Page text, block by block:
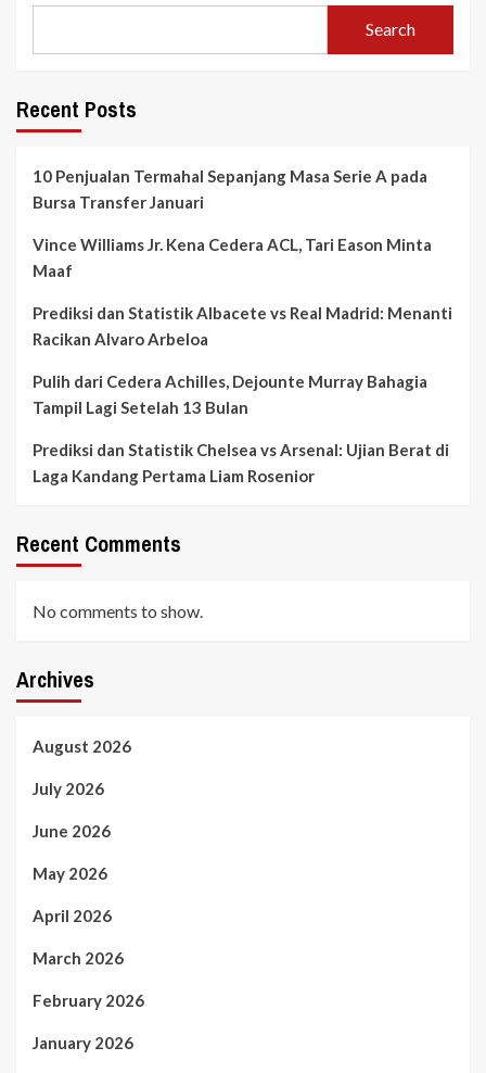
Search
Recent Posts
10 Penjualan Termahal Sepanjang Masa Serie A pada
Bursa Transfer Januari
Vince Williams Jr. Kena Cedera ACL, Tari Eason Minta
Maaf
Prediksi dan Statistik Albacete vs Real Madrid: Menanti
Racikan Alvaro Arbeloa
Pulih dari Cedera Achilles, Dejounte Murray Bahagia
Tampil Lagi Setelah 13 Bulan
Prediksi dan Statistik Chelsea vs Arsenal: Ujian Berat di
Laga Kandang Pertama Liam Rosenior
Recent Comments
No comments to show.
Archives
August 2026
July 2026
June 2026
May 2026
April 2026
March 2026
February 2026
January 2026